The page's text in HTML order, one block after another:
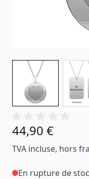
44,90 €
TVA incluse, hors
En rupture de